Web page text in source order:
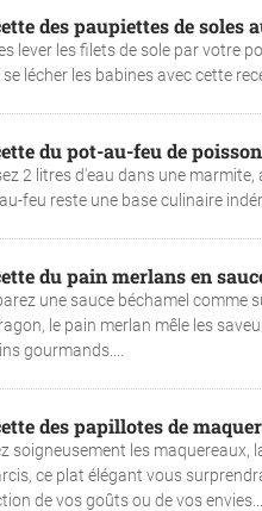
des paupiettes de soles
lever les filets de sole par votre
lécher les babines avec cette
du pot-au-feu de
2 litres d'eau dans une
feu reste une base culinaire
du pain merlans en
une sauce béchamel comme
le pain merlan mêle les
gourmands....
des papillotes de
soigneusement les maquereaux,
ce plat élégant vous
de vos goûts ou de vos envies....